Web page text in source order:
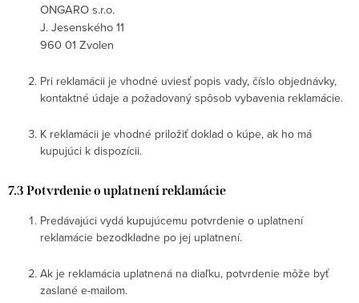
ONGARO s.r.o.
J. Jesenského 11
960 01 Zvolen
Pri reklamácii je vhodné uviesť popis vady, číslo objednávky,
kontaktné údaje a požadovaný spôsob vybavenia reklamácie.
K reklamácii je vhodné priložiť doklad o kúpe, ak ho má
kupujúci k dispozícii.
7.3 Potvrdenie o uplatnení reklamácie
Predávajúci vydá kupujúcemu potvrdenie o uplatnení
reklamácie bezodkladne po jej uplatnení.
Ak je reklamácia uplatnená na diaľku, potvrdenie môže byť
zaslané e-mailom.
Powered by chaterimo